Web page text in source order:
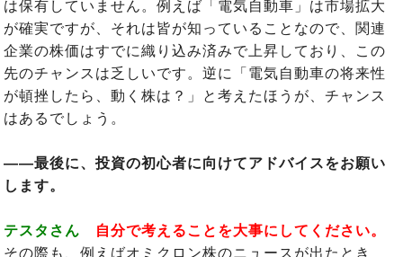
は保有していません。例えば「電気自動車」は市場拡大
が確実ですが、それは皆が知っていることなので、関連
企業の株価はすでに織り込み済みで上昇しており、この
先のチャンスは乏しいです。逆に「電気自動車の将来性
が頓挫したら、動く株は？」と考えたほうが、チャンス
はあるでしょう。
――最後に、投資の初心者に向けてアドバイスをお願い
します。
テスタさん
自分で考えることを大事にしてください。
その際も、例えばオミクロン株のニュースが出たとき